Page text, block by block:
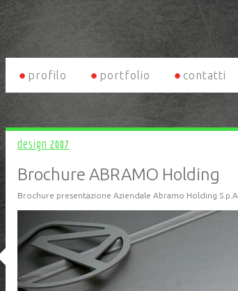
profilo portfolio contatti
design 2007
Brochure ABRAMO Holding
Brochure presentazione Aziendale Abramo Holding S.p.A.